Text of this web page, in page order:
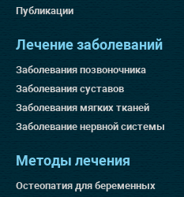
Публикации
Лечение заболеваний
Заболевания позвоночника
Заболевания суставов
Заболевания мягких тканей
Заболевание нервной системы
Методы лечения
Остеопатия для беременных